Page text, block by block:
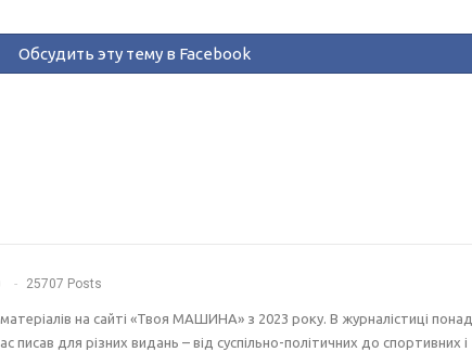
Обсудить эту тему в Facebook
25707 Posts
на сайті «Твоя МАШИНА» з 2023 року. В журналістиці понад
писав для різних видань – від суспільно-політичних до спортивних і